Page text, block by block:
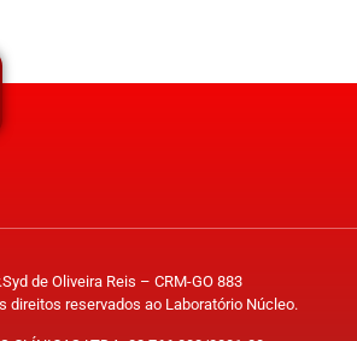
de Oliveira Reis – CRM-GO 883
direitos reservados ao Laboratório Núcleo.